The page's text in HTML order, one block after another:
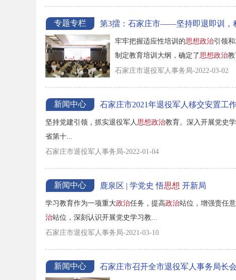
专题专栏 第3擂：石家庄市——坚持即退即训，
牢牢把握适应性培训的思想政治引领
制定教育培训大纲，确定了思想政治
石家庄市退役军人事务局-2022-03-02
新闻中心 石家庄市2021年退役军人移交安置工
坚持党建引领，抓实退役军人思想政治教育。深入开展党史
省第十...
石家庄市退役军人事务局-2022-01-04
新闻中心 鹿泉区 | 学党史 悟思想 开新局
学习教育作为一项重大政治任务，提高政治站位，增强责任
治站位，深刻认识开展党史学习教...
石家庄市退役军人事务局-2021-03-10
新闻中心 石家庄市召开全市退役军人事务局长